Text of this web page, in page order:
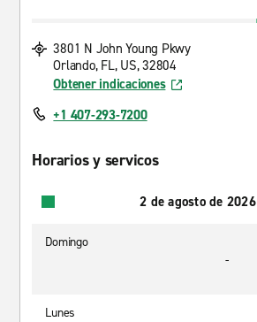
3801 N John Young Pkwy
Orlando, FL, US, 32804
Obtener indicaciones
+1 407-293-7200
Horarios y servicos
2 de agosto de 2026
Domingo
-
Lunes